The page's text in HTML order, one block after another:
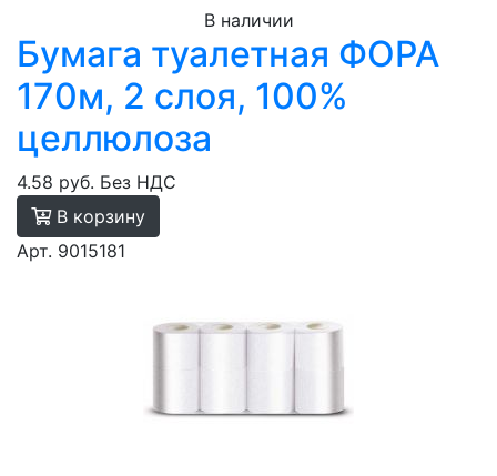
В наличии
Бумага туалетная ФОРА
170м, 2 слоя, 100%
целлюлоза
4.58 руб. Без НДС
В корзину
Арт. 9015181